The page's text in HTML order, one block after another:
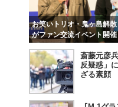
お笑いトリオ・鬼ヶ島解
がファン交流イベント開催
斎藤元彦
反疑惑」
ざる素顔